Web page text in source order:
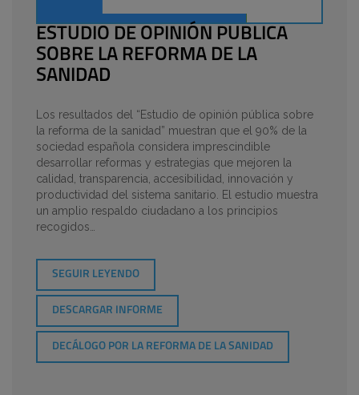
ESTUDIO DE OPINIÓN PUBLICA
SOBRE LA REFORMA DE LA
SANIDAD
Los resultados del “Estudio de opinión pública sobre
la reforma de la sanidad” muestran que el 90% de la
sociedad española considera imprescindible
desarrollar reformas y estrategias que mejoren la
calidad, transparencia, accesibilidad, innovación y
productividad del sistema sanitario. El estudio muestra
un amplio respaldo ciudadano a los principios
recogidos…
SEGUIR LEYENDO
DESCARGAR INFORME
DECÁLOGO POR LA REFORMA DE LA SANIDAD